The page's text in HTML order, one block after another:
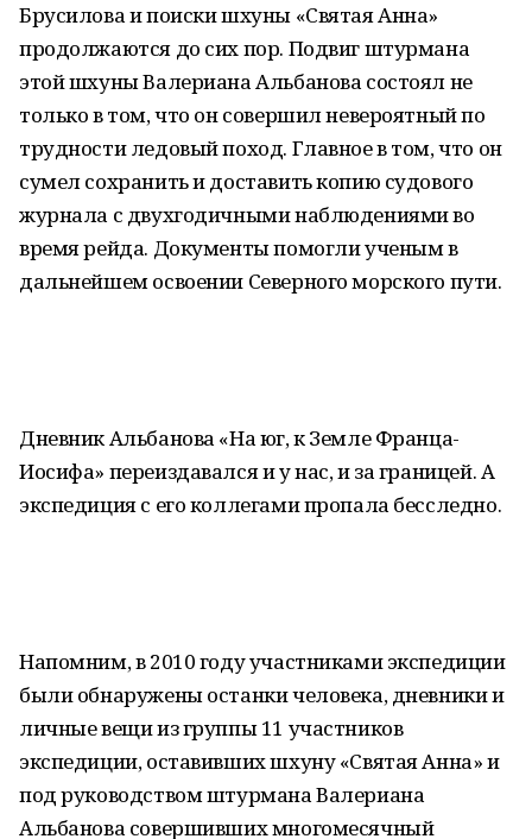
Брусилова и поиски шхуны «Святая Анна»
продолжаются до сих пор. Подвиг штурмана
этой шхуны Валериана Альбанова состоял не
только в том, что он совершил невероятный по
трудности ледовый поход. Главное в том, что он
сумел сохранить и доставить копию судового
журнала с двухгодичными наблюдениями во
время рейда. Документы помогли ученым в
дальнейшем освоении Северного морского пути.
Дневник Альбанова «На юг, к Земле Франца-
Иосифа» переиздавался и у нас, и за границей. А
экспедиция с его коллегами пропала бесследно.
Напомним, в 2010 году участниками экспедиции
были обнаружены останки человека, дневники и
личные вещи из группы 11 участников
экспедиции, оставивших шхуну «Святая Анна» и
под руководством штурмана Валериана
Альбанова совершивших многомесячный